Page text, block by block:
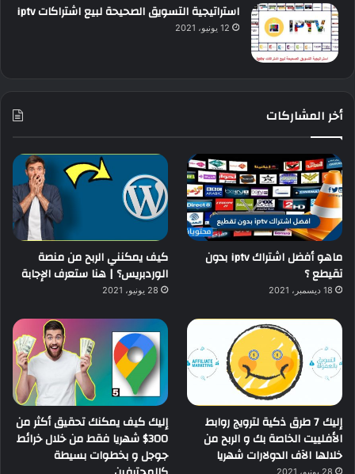
استراتيجية التسويق الصحيحة لبيع اشتراكات iptv
12 يونيو، 2021
أخر المشاركات
ماهو أفضل اشتراك iptv بدون
تقيطع ؟
18 ديسمبر، 2021
كيف يمكنني الربح من منصة
الوردبريس؟ | هنا ستعرف الإجابة
28 يونيو، 2021
إليك 7 طرق ذكية لترويج روابط
الأفلييت الخاصة بك و الربح من
خلالها الآف الدولارات شهريا
إليك كيف يمكنك تحقيق أكثر من
300$ شهريا فقط من خلال خرائط
جوجل و بخطوات بسيطة